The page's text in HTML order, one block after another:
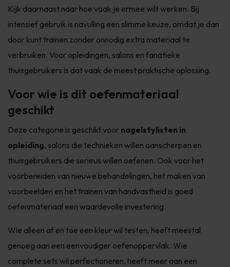
Kijk daarnaast naar hoe vaak je ermee wilt werken. Bij
intensief gebruik is navulling een slimme keuze, omdat je dan
door kunt trainen zonder onnodig extra materiaal te
verbruiken. Voor opleidingen, salons en fanatieke
thuisgebruikers is dat vaak de meest praktische oplossing.
Voor wie is dit oefenmateriaal
geschikt
Deze categorie is geschikt voor nagelstylisten in
opleiding, salons die technieken willen aanscherpen en
thuisgebruikers die serieus willen oefenen. Ook voor het
voorbereiden van nieuwe behandelingen, het maken van
voorbeelden en het trainen van handvastheid is goed
oefenmateriaal een waardevolle investering.
Wie alleen af en toe een kleur wil testen, heeft meestal
genoeg aan een eenvoudiger oefenoppervlak. Wie
complete sets wil perfectioneren, heeft meer aan een